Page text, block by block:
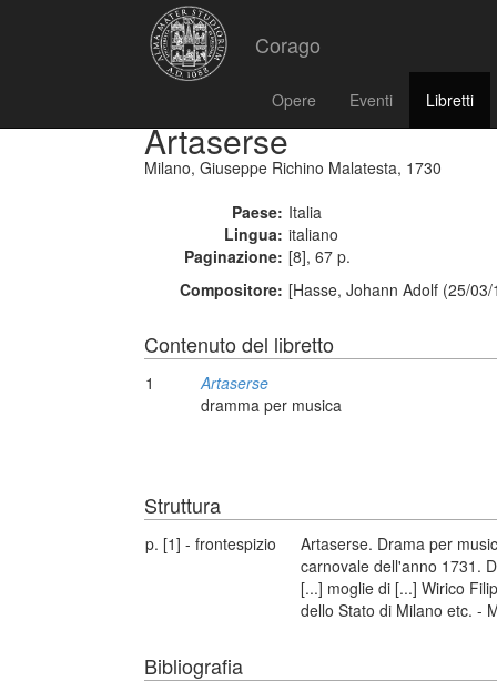
Corago
Opere Eventi Libretti
Artaserse
Milano, Giuseppe Richino Malatesta, 1730
Paese: Italia
Lingua: italiano
Paginazione: [8], 67 p.
Compositore: [Hasse, Johann Adolf (25/
Contenuto del libretto
1
Artaserse
dramma per musica
Struttura
p. [1] - frontespizio
Artaserse. Drama per
carnovale dell'anno 1731.
[...] moglie di [...] Wirico
dello Stato di Milano etc. -
Bibliografia